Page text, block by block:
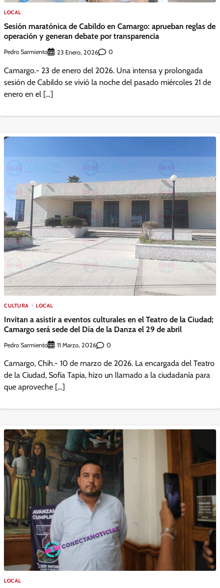
LOCAL
Sesión maratónica de Cabildo en Camargo: aprueban reglas de
operación y generan debate por transparencia
Pedro Sarmiento 23 Enero, 2026 0
Camargo.- 23 de enero del 2026. Una intensa y prolongada
sesión de Cabildo se vivió la noche del pasado miércoles 21 de
enero en el […]
CULTURA LOCAL
Invitan a asistir a eventos culturales en el Teatro de la Ciudad;
Camargo será sede del Día de la Danza el 29 de abril
Pedro Sarmiento 11 Marzo, 2026 0
Camargo, Chih.- 10 de marzo de 2026. La encargada del Teatro
de la Ciudad, Sofía Tapia, hizo un llamado a la ciudadanía para
que aproveche […]
LOCAL